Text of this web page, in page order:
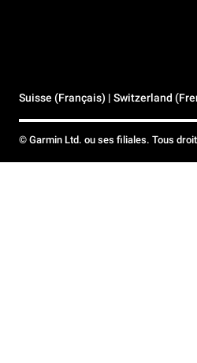
Suisse (Français) | Switzerland
© Garmin Ltd. ou ses filiales. Tous